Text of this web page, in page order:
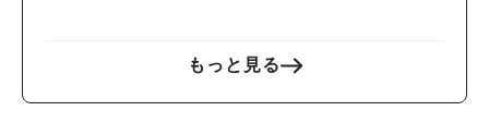
もっと見る